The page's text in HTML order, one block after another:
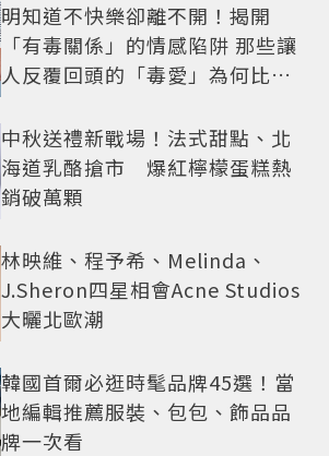
明知道不快樂卻離不開！揭開
「有毒關係」的情感陷阱 那些讓
人反覆回頭的「毒愛」為何比菸
中秋送禮新戰場！法式甜點、北
海道乳酪搶市 爆紅檸檬蛋糕熱
銷破萬顆
林映維、程予希、Melinda、
J.Sheron四星相會Acne Studios
大曬北歐潮
韓國首爾必逛時髦品牌45選！當
地編輯推薦服裝、包包、飾品品
牌一次看